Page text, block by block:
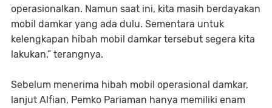
operasionalkan. Namun saat ini, kita masih berdayakan
mobil damkar yang ada dulu. Sementara untuk
kelengkapan hibah mobil damkar tersebut segera kita
lakukan,” terangnya.
Sebelum menerima hibah mobil operasional damkar,
lanjut Alfian, Pemko Pariaman hanya memiliki enam